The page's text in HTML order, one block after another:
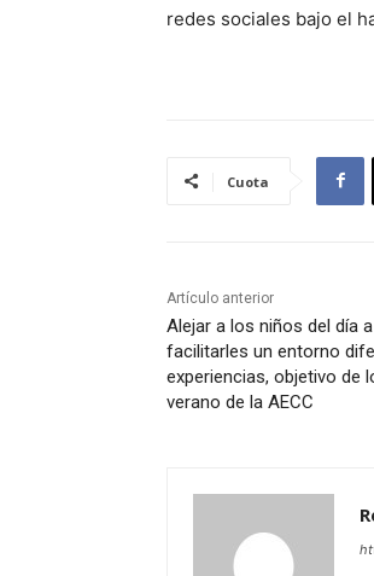
redes sociales bajo el
Cuota
Artículo anterior
Alejar a los niños del día
facilitarles un entorno
experiencias, objetivo de
verano de la AECC